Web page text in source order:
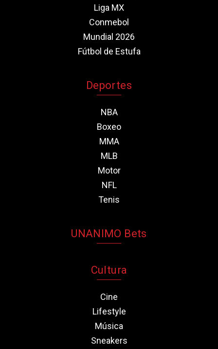
Liga MX
Conmebol
Mundial 2026
Fútbol de Estufa
Deportes
NBA
Boxeo
MMA
MLB
Motor
NFL
Tenis
UNANIMO Bets
Cultura
Cine
Lifestyle
Música
Sneakers